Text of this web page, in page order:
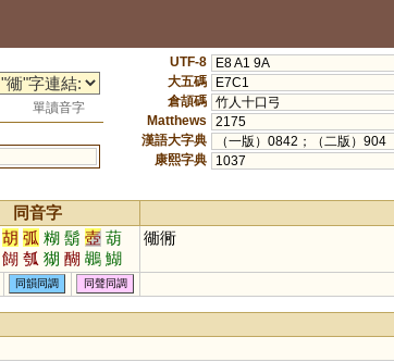
單讀音字
UTF-8
E8 A1 9A
大五碼
E7C1
倉頡碼 竹人十口弓
Matthews
2175
漢語大字典
（一版）0842；（二版）904
康熙字典
1037
同音字
胡 弧 糊 鬍 壺 葫
餬 瓠 猢 醐 鶘 鰗
楜
衚衕
同韻同調 同聲同調